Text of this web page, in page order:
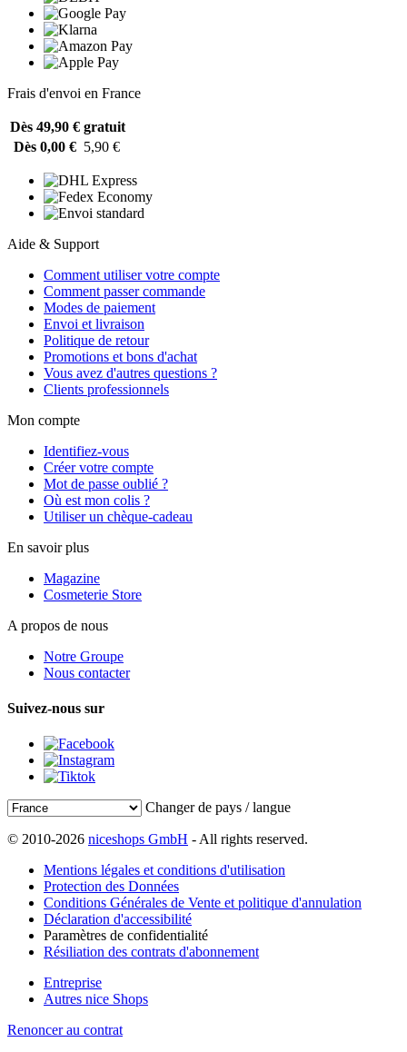
Frais d'envoi en France
Dès 49,90 € gratuit
Dès 0,00 € 5,90 €
Aide & Support
Comment utiliser votre compte
Comment passer commande
Modes de paiement
Envoi et livraison
Politique de retour
Promotions et bons d'achat
Vous avez d'autres questions ?
Clients professionnels
Mon compte
Identifiez-vous
Créer votre compte
Mot de passe oublié ?
Où est mon colis ?
Utiliser un chèque-cadeau
En savoir plus
Magazine
Cosmeterie Store
A propos de nous
Notre Groupe
Nous contacter
Suivez-nous sur
Changer de pays / langue
© 2010-2026 niceshops GmbH - All rights reserved.
Mentions légales et conditions d'utilisation
Protection des Données
Conditions Générales de Vente et politique d'annulation
Déclaration d'accessibilité
Paramètres de confidentialité
Résiliation des contrats d'abonnement
Entreprise
Autres nice Shops
Renoncer au contrat